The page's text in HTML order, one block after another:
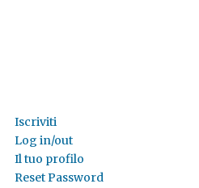
Iscriviti
Log in/out
Il tuo profilo
Reset Password